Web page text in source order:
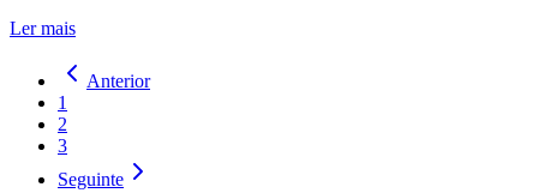
Ler mais
Anterior
1
2
3
Seguinte